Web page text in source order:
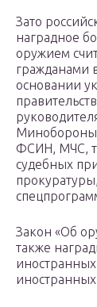
Зато
наградное
оружием
гражданами
основании
ФСИН, МЧС,
судебных
Закон «Об
также
иностранных
иностранных